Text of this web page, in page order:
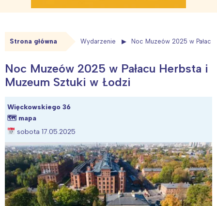
Strona główna Wydarzenie Noc Muzeów 2025 w
Noc Muzeów 2025 w Pałacu Herbsta i
Muzeum Sztuki w Łodzi
Więckowskiego 36
🗺 mapa
sobota 17.05.2025